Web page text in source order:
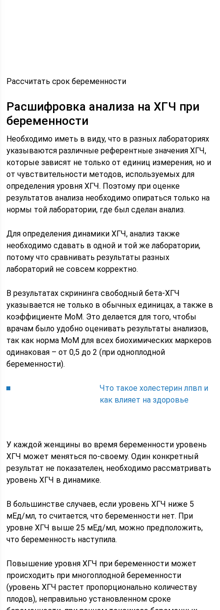
Рассчитать срок беременности
Расшифровка анализа на ХГЧ при
беременности
Необходимо иметь в виду, что в разных лабораториях
указываются различные референтные значения ХГЧ,
которые зависят не только от единиц измерения, но и
от чувствительности методов, используемых для
определения уровня ХГЧ. Поэтому при оценке
результатов анализа необходимо опираться только на
нормы той лаборатории, где был сделан анализ.
Для определения динамики ХГЧ, анализ также
необходимо сдавать в одной и той же лаборатории,
потому что сравнивать результаты разных
лабораторий не совсем корректно.
В результатах скрининга свободный бета-ХГЧ
указывается не только в обычных единицах, а также в
коэффициенте МоМ. Это делается для того, чтобы
врачам было удобно оценивать результаты анализов,
так как норма МоМ для всех биохимических маркеров
одинаковая – от 0,5 до 2 (при одноплодной
беременности).
Что такое холестерин лпвп и
как влияет на здоровье
У каждой женщины во время беременности уровень
ХГЧ может меняться по-своему. Один конкретный
результат не показателен, необходимо рассматривать
уровень ХГЧ в динамике.
В большинстве случаев, если уровень ХГЧ ниже 5
мЕд/мл, то считается, что беременности нет. При
уровне ХГЧ выше 25 мЕд/мл, можно предположить,
что беременность наступила.
Повышение уровня ХГЧ при беременности может
происходить при многоплодной беременности
(уровень ХГЧ растет пропорционально количеству
плодов), неправильно установленном сроке